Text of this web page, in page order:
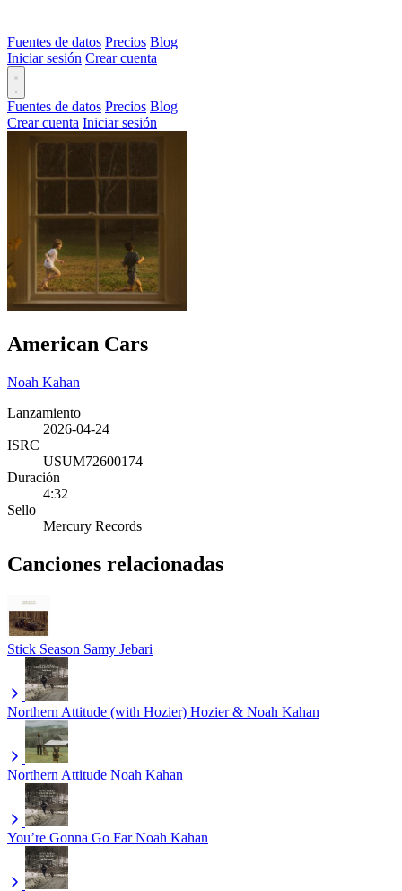
Fuentes de datos Precios Blog
Iniciar sesión Crear cuenta
Fuentes de datos Precios Blog
Crear cuenta Iniciar sesión
American Cars
Noah Kahan
Lanzamiento
2026-04-24
ISRC
USUM72600174
Duración
4:32
Sello
Mercury Records
Canciones relacionadas
Stick Season Samy Jebari
Northern Attitude (with Hozier) Hozier & Noah Kahan
Northern Attitude Noah Kahan
You’re Gonna Go Far Noah Kahan